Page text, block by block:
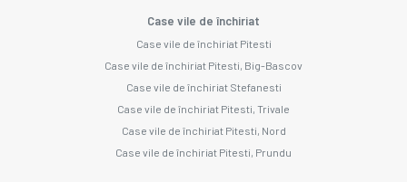
Case vile de închiriat
Case vile de închiriat Pitesti
Case vile de închiriat Pitesti, Big-Bascov
Case vile de închiriat Stefanesti
Case vile de închiriat Pitesti, Trivale
Case vile de închiriat Pitesti, Nord
Case vile de închiriat Pitesti, Prundu